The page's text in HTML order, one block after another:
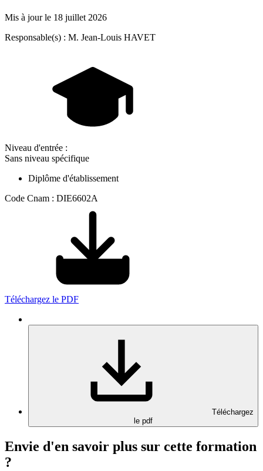
Mis à jour le 18 juillet 2026
Responsable(s) : M. Jean-Louis HAVET
Niveau d'entrée :
Sans niveau spécifique
Diplôme d'établissement
Code Cnam : DIE6602A
Téléchargez le PDF
Téléchargez
le pdf
Envie d'en savoir plus sur cette formation
?